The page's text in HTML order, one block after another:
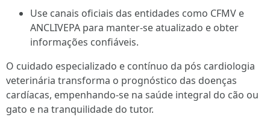
Use canais oficiais das entidades como CFMV e
ANCLIVEPA para manter-se atualizado e obter
informações confiáveis.
O cuidado especializado e contínuo da pós cardiologia
veterinária transforma o prognóstico das doenças
cardíacas, empenhando-se na saúde integral do cão ou
gato e na tranquilidade do tutor.